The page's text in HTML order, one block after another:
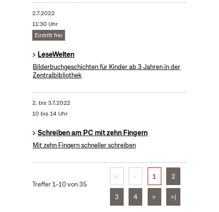
2.7.2022
11:30 Uhr
Eintritt frei
LeseWelten
Bilderbuchgeschichten für Kinder ab 3 Jahren in der
Zentralbibliothek
2. bis3.7.2022
10 bis 14 Uhr
Schreiben am PC mit zehn Fingern
Mit zehn Fingern schneller schreiben
Treffer 1–10 von 35
|< < 1 2
3 4 > >|